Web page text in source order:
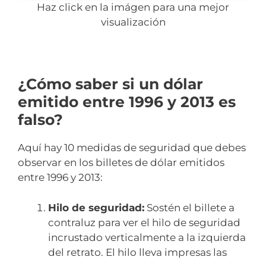
Haz click en la imágen para una mejor
visualización
¿Cómo saber si un dólar
emitido entre 1996 y 2013 es
falso?
Aquí hay 10 medidas de seguridad que debes
observar en los billetes de dólar emitidos
entre 1996 y 2013:
Hilo de seguridad: Sostén el billete a
contraluz para ver el hilo de seguridad
incrustado verticalmente a la izquierda
del retrato. El hilo lleva impresas las